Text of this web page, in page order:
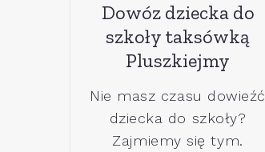
Dowóz dziecka do
szkoły taksówką
Pluszkiejmy
Nie masz czasu dowieźć
dziecka do szkoły?
Zajmiemy się tym.